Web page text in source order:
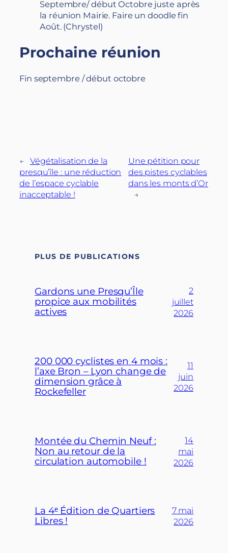
Septembre/ début Octobre juste après
la réunion Mairie. Faire un doodle fin
Août. (Chrystel)
Prochaine réunion
Fin septembre / début octobre
← Végétalisation de la
presqu’île : une réduction
de l’espace cyclable
inacceptable !
Une pétition pour
des pistes cyclables
dans les monts d’Or
→
PLUS DE PUBLICATIONS
Gardons une Presqu’Île
propice aux mobilités
actives
2
juillet
2026
200 000 cyclistes en 4 mois :
l’axe Bron – Lyon change de
dimension grâce à
Rockefeller
11
juin
2026
Montée du Chemin Neuf :
Non au retour de la
circulation automobile !
14
mai
2026
La 4ᵉ Édition de Quartiers
Libres !
7 mai
2026